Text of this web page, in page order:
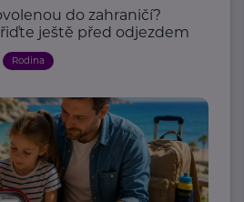
do zahraničí?
ještě před odjezdem
Rodina